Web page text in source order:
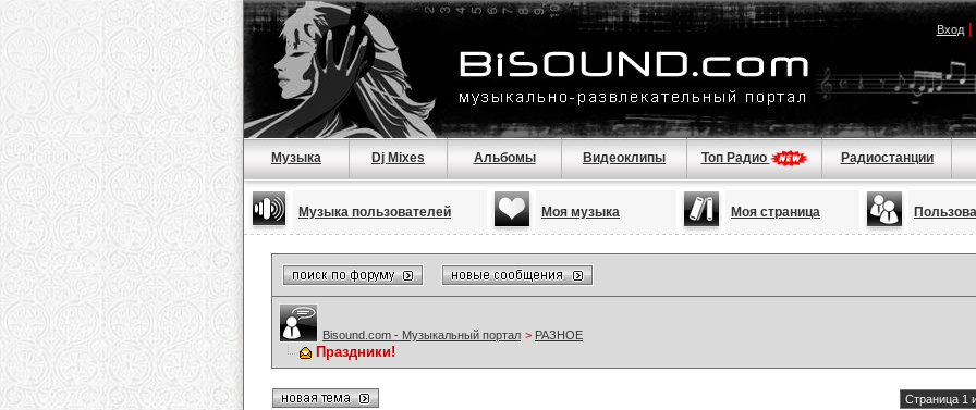
Вход|
Музыка Dj Mixes Альбомы Видеоклипы Топ Радио Радиостанции
Музыка пользователей Моя музыка Моя страница
Bisound.com - Музыкальный портал > РАЗНОЕ
Праздники!
Страница 1